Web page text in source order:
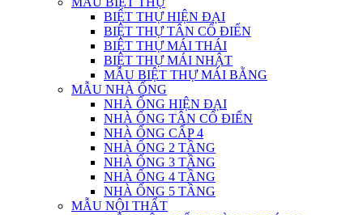
BIỆT THỰ HIỆN ĐẠI
BIỆT THỰ TÂN CỔ ĐIỂN
BIỆT THỰ MÁI THÁI
BIỆT THỰ MÁI NHẬT
MẪU BIỆT THỰ MÁI BẰNG
MẪU NHÀ ỐNG
NHÀ ỐNG HIỆN ĐẠI
NHÀ ỐNG TÂN CỔ ĐIỂN
NHÀ ỐNG CẤP 4
NHÀ ỐNG 2 TẦNG
NHÀ ỐNG 3 TẦNG
NHÀ ỐNG 4 TẦNG
NHÀ ỐNG 5 TẦNG
MẪU NỘI THẤT